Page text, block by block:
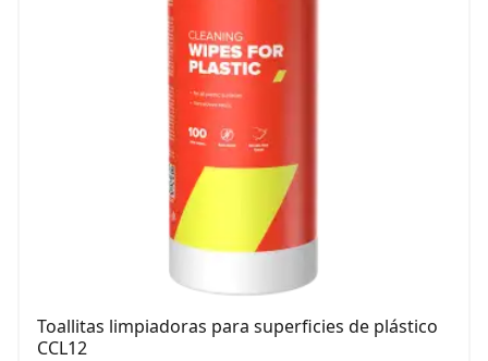
Toallitas limpiadoras para superficies de plástico
CCL12